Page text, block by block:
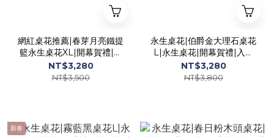
網紅桌花推薦|春芽月亮鐵提
籃永生桌花XL|開幕賀禮|入
厝新居|永生花盆花|過年桌
花|網紅桌花
NT$3,280
NT$3,500
永生桌花|伯爵金大理石桌花
L|永生桌花|開幕賀禮|入厝
新居|永生花盆花|工業風桌
花|藍金色桌花
NT$3,280
NT$3,800
新春